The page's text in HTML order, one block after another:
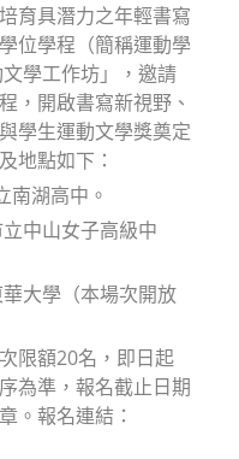
育具潛力之年輕書寫
位學程（簡稱運動學
學工作坊」，邀請
，開啟書寫新視野、
學生運動文學獎奠定
地點如下：
南湖高中。
中山女子高級中
大學（本場次開放
限額20名，即日起
為準，報名截止日期
。報名連結：